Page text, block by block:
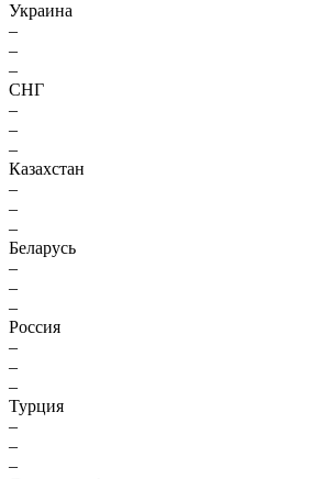
Украина
–
–
–
СНГ
–
–
–
Казахстан
–
–
–
Беларусь
–
–
–
Россия
–
–
–
Турция
–
–
–